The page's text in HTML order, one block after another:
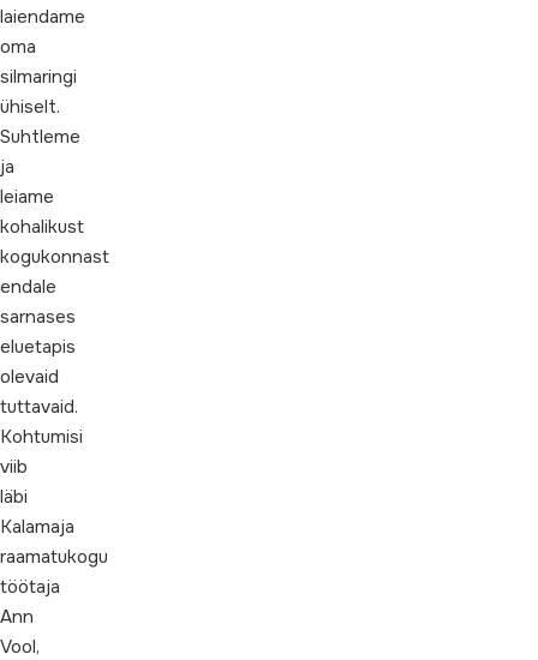
laiendame
oma
silmaringi
ühiselt.
Suhtleme
ja
leiame
kohalikust
kogukonnast
endale
sarnases
eluetapis
olevaid
tuttavaid.
Kohtumisi
viib
läbi
Kalamaja
raamatukogu
töötaja
Ann
Vool,